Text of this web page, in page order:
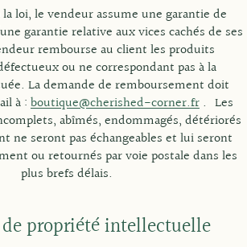
loi, le vendeur assume une garantie de
garantie relative aux vices cachés de ses
rembourse au client les produits
ou ne correspondant pas à la
La demande de remboursement doit
à : boutique@cherished-corner.fr . Les
abîmés, endommagés, détériorés
ne seront pas échangeables et lui seront
ou retournés par voie postale dans les
plus brefs délais.
propriété intellectuelle